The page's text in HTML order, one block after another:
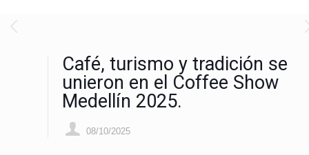
Café, turismo y tradición se
unieron en el Coffee Show
Medellín 2025.
08/10/2025